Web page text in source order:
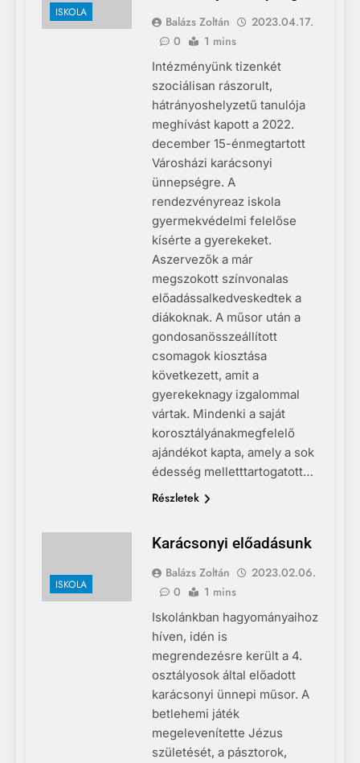
ISKOLA
Balázs Zoltán
2023.04.17.
0
1 mins
Intézményünk tizenkét
szociálisan rászorult,
hátrányoshelyzetű tanulója
meghívást kapott a 2022.
december 15-énmegtartott
Városházi karácsonyi
ünnepségre. A
rendezvényreaz iskola
gyermekvédelmi felelőse
kísérte a gyerekeket.
Aszervezők a már
megszokott színvonalas
előadássalkedveskedtek a
diákoknak. A műsor után a
gondosanösszeállított
csomagok kiosztása
következett, amit a
gyerekeknagy izgalommal
vártak. Mindenki a saját
korosztályánakmegfelelő
ajándékot kapta, amely a sok
édesség melletttartogatott…
Részletek
ISKOLA
Karácsonyi előadásunk
Balázs Zoltán
2023.02.06.
0
1 mins
Iskolánkban hagyományaihoz
híven, idén is
megrendezésre került a 4.
osztályosok által előadott
karácsonyi ünnepi műsor. A
betlehemi játék
megelevenítette Jézus
születését, a pásztorok,